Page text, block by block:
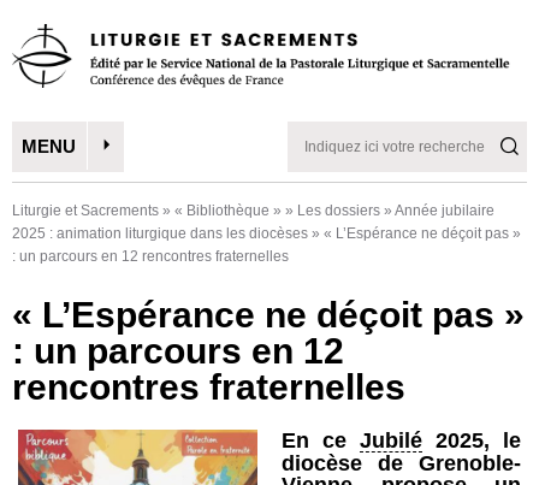
MENU
Liturgie et Sacrements » « Bibliothèque » » Les dossiers » Année jubilaire
2025 : animation liturgique dans les diocèses » « L’Espérance ne déçoit pas »
: un parcours en 12 rencontres fraternelles
« L’Espérance ne déçoit pas »
: un parcours en 12
rencontres fraternelles
En ce Jubilé 2025, le
diocèse de Grenoble-